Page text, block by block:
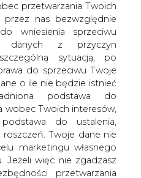
przetwarzania Twoich
nas bezwzględnie
wniesienia sprzeciwu
danych z przyczyn
sytuacją, po
do sprzeciwu Twoje
o ile nie będzie istnieć
podstawa do
wobec Twoich interesów,
do ustalenia,
Twoje dane nie
marketingu własnego
Jeżeli więc nie zgadzasz
przetwarzania
Jarek
że: &#8220;W celu
wystąpienia
w Polsce,
rozwój
energii
trzeba m. in. motywować
na rynek detaliczny,
końcowym zapewnić
dostawcy, a uczestnikom
handel na rynku